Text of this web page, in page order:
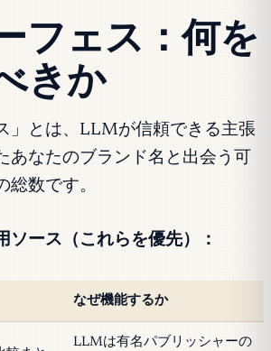
フェス：何を
きか
」とは、LLMが信頼できる主張
あなたのブランド名と出会う可
総数です。
ソース（これらを優先）：
なぜ機能するか
LLMは有名パブリッシャーの